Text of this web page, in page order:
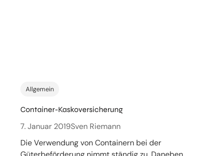
Allgemein
Container-Kaskoversicherung
7. Januar 2019Sven Riemann
Die Verwendung von Containern bei der